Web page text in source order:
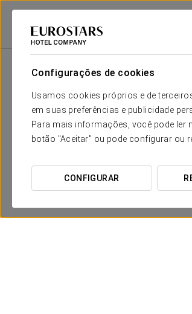
Configurações de cookies
Usamos cookies próprios e de
em suas preferências e publicidade
Para mais informações, você pode
botão "Aceitar" ou pode configurar ou
CONFIGURAR
Eurostars Hotel Company